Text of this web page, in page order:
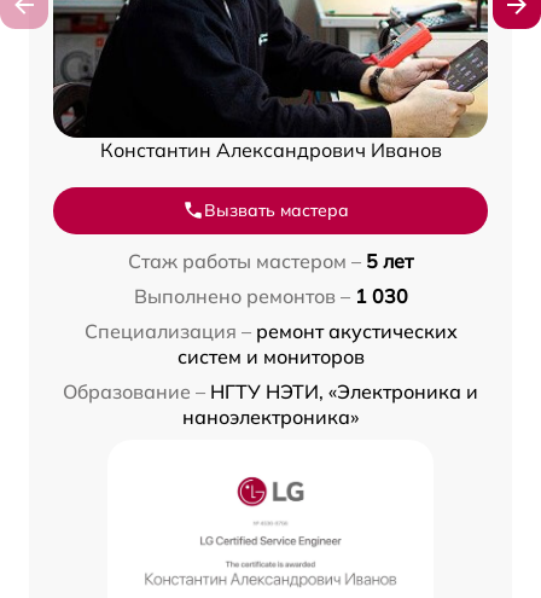
Константин Александрович Иванов
Вызвать мастера
Стаж работы мастером – 5 лет
Выполнено ремонтов – 1 030
Специализация – ремонт акустических
систем и мониторов
Образование – НГТУ НЭТИ, «Электроника и
наноэлектроника»